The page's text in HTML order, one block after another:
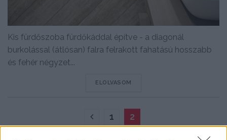
Kis fürdőszoba fürdőkáddal építve - a diagonál
burkolással (átlósan) falra felrakott fahatású hosszabb
és fehér négyzet...
ELOLVASOM
1 2